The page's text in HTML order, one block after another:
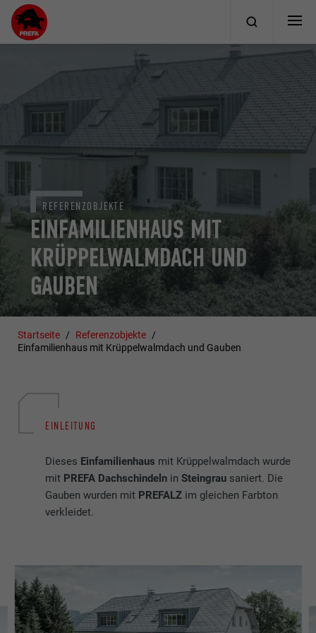
EINFAMILIENHAUS MIT
KRÜPPELWALMDACH UND
GAUBEN
REFERENZOBJEKTE
Startseite
Referenzobjekte
Einfamilienhaus mit Krüppelwalmdach und Gauben
EINLEITUNG
Dieses Einfamilienhaus mit Krüppelwalmdach wurde
mit PREFA Dachschindeln inSteingrau saniert. Die
Gauben wurden mit PREFALZ im gleichen Farbton
verkleidet.